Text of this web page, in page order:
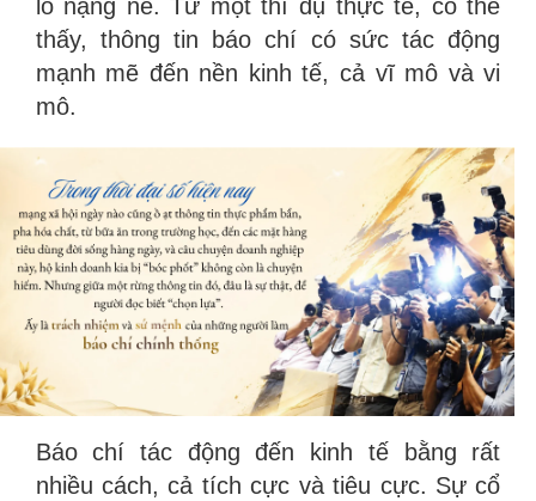
lỗ nặng nề. Từ một thí dụ thực tế, có thể
thấy, thông tin báo chí có sức tác động
mạnh mẽ đến nền kinh tế, cả vĩ mô và vi
mô.
Báo chí tác động đến kinh tế bằng rất
nhiều cách, cả tích cực và tiêu cực. Sự cổ